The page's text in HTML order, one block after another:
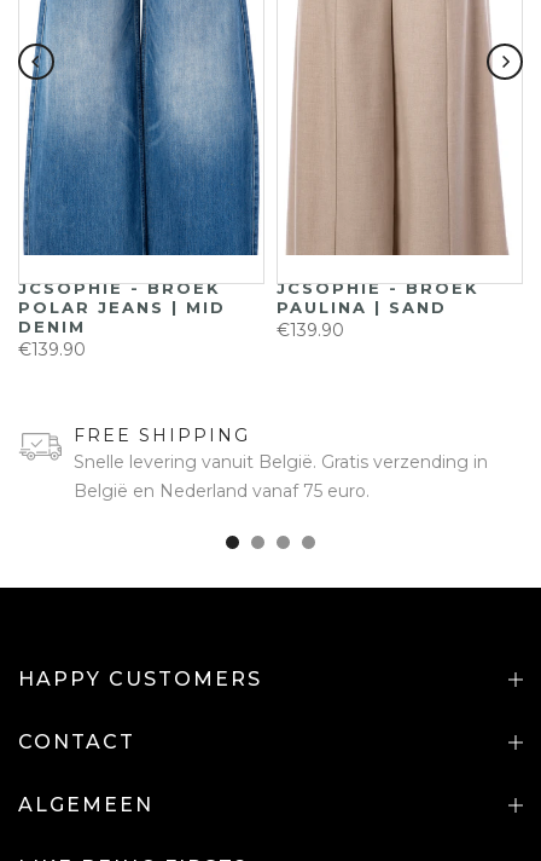
JCSOPHIE - BROEK
POLAR JEANS | MID
DENIM
€139.90
JCSOPHIE - BROEK
PAULINA | SAND
€139.90
FREE SHIPPING
Snelle levering vanuit België. Gratis verzending in
België en Nederland vanaf 75 euro.
HAPPY CUSTOMERS
CONTACT
ALGEMEEN